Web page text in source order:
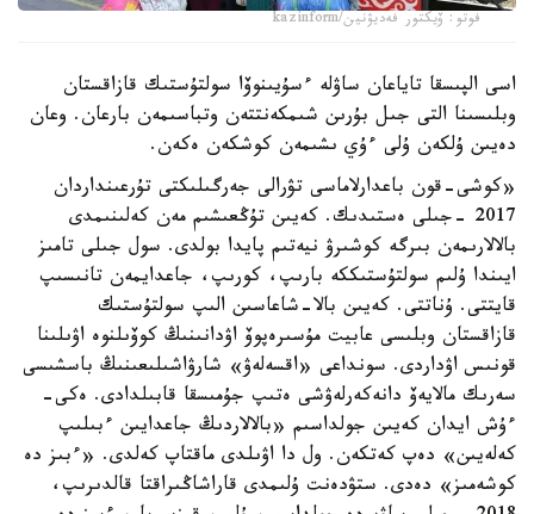
فوتو: ۆيكتور فەديۋنين/kazinform
اسى الپىسقا تاياعان ساۋلە ءسۇيىنوۆا سولتۇستىك قازاقستان
وبلىسىنا التى جىل بۇرىن شىمكەنتتەن وتباسىمەن بارعان. وعان
دەيىن ۇلكەن ۇلى ءۇي ىشىمەن كوشكەن ەكەن.
«كوشى-قون باعدارلاماسى تۋرالى جەرگىلىكتى تۇرعىنداردان
2017 -جىلى ەستىدىك. كەيىن تۇڭعىشىم مەن كەلىنىمدى
بالالارىمەن بىرگە كوشىرۋ نيەتىم پايدا بولدى. سول جىلى تامىز
ايىندا ۇلىم سولتۇستىككە بارىپ، كورىپ، جاعدايمەن تانىسىپ
قايتتى. ۇناتتى. كەيىن بالا-شاعاسىن الىپ سولتۇستىك
قازاقستان وبلىسى عابيت مۇسىرەپوۆ اۋدانىنىڭ كوۆىلنوە اۋىلىنا
قونىس اۋداردى. سونداعى «اقسەلەۋ» شارۋاشىلىعىنىڭ باسشىسى
سەرىك مالايەۆ دانەكەرلەۋشى ەتىپ جۇمىسقا قابىلدادى. ەكى-
ءۇش ايدان كەيىن جولداسىم «بالالاردىڭ جاعدايىن ءبىلىپ
كەلەيىن» دەپ كەتكەن. ول دا اۋىلدى ماقتاپ كەلدى. «ءبىز دە
كوشەمىز» دەدى. ستۋدەنت ۇلىمدى قاراشاڭىراقتا قالدىرىپ،